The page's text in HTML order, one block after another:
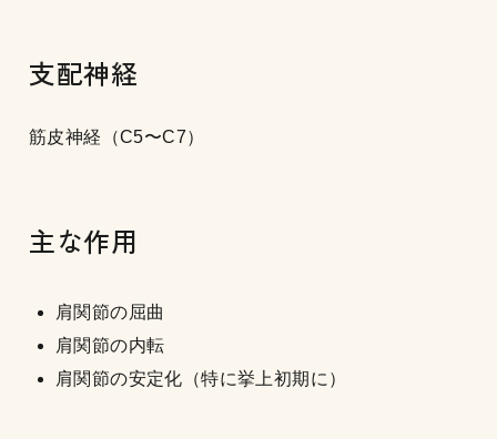
支配神経
筋皮神経（C5〜C7）
主な作用
肩関節の屈曲
肩関節の内転
肩関節の安定化（特に挙上初期に）